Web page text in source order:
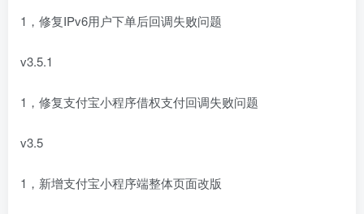
1，修复IPv6用户下单后回调失败问题
v3.5.1
1，修复支付宝小程序借权支付回调失败问题
v3.5
1，新增支付宝小程序端整体页面改版